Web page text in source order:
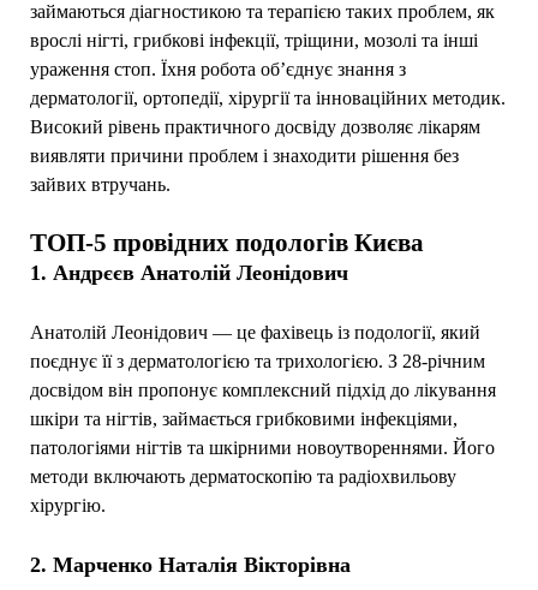
займаються діагностикою та терапією таких проблем, як
врослі нігті, грибкові інфекції, тріщини, мозолі та інші
ураження стоп. Їхня робота об’єднує знання з
дерматології, ортопедії, хірургії та інноваційних методик.
Високий рівень практичного досвіду дозволяє лікарям
виявляти причини проблем і знаходити рішення без
зайвих втручань.
ТОП-5 провідних подологів Києва
1. Андрєєв Анатолій Леонідович
Анатолій Леонідович — це фахівець із подології, який
поєднує її з дерматологією та трихологією. З 28-річним
досвідом він пропонує комплексний підхід до лікування
шкіри та нігтів, займається грибковими інфекціями,
патологіями нігтів та шкірними новоутвореннями. Його
методи включають дерматоскопію та радіохвильову
хірургію.
2. Марченко Наталія Вікторівна